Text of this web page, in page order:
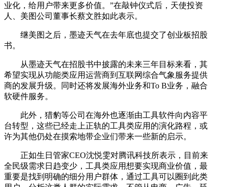
业化，给用户带来更多价值。”在敲钟仪式后，天使投资
人、美图公司董事长蔡文胜如此表示。
继美图之后，墨迹天气在去年底也提交了创业板招股
书。
从墨迹天气在招股书中披露的未来三年目标来看，其
希望实现从功能类应用运营商到互联网综合气象服务提供
商的发展升级。同时还将发展海外业务和To B业务，融合
软硬件服务。
此外，猎豹等公司在海外也逐渐由工具软件向内容平
台转型，这些已经走上正轨的工具类应用的演化路程，或
许为其他仍处在摸索地带企业们带来一些新的启示。
正如生日管家CEO沈悦雯对腾讯科技所表示，目前来
全民级需求日趋变少，工具类应用想要实现商业价值，最
重要是找到明确的细分用户群体，通过工具可以圈到此类